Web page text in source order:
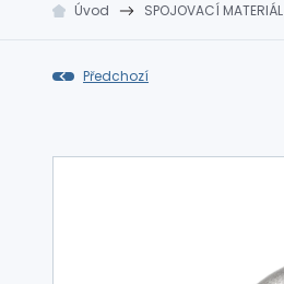
Úvod SPOJOVACÍ MATERIÁL
Předchozí